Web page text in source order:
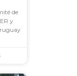
de
y